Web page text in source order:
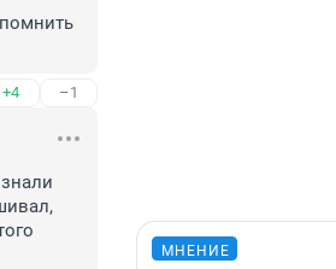
+4 –1
МНЕНИЕ